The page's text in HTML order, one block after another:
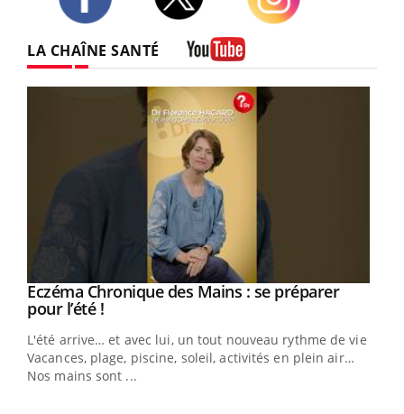
LA CHAÎNE SANTÉ
Youtube
Eczéma Chronique des Mains : se préparer
pour l’été !Youtube
L'été arrive… et avec lui, un tout nouveau rythme de vie !
Vacances, plage, piscine, soleil, activités en plein air…
Nos mains sont ...